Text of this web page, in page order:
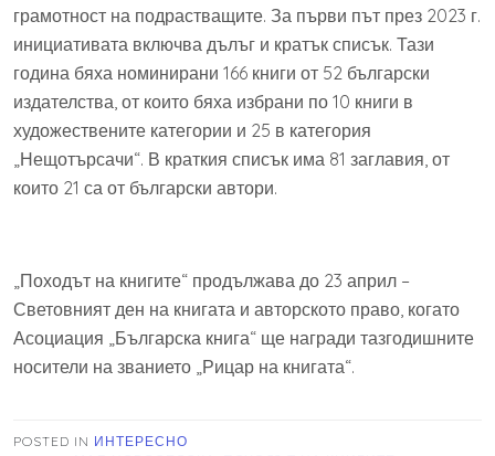
грамотност на подрастващите. За първи път през 2023 г.
инициативата включва дълъг и кратък списък. Тази
година бяха номинирани 166 книги от 52 български
издателства, от които бяха избрани по 10 книги в
художествените категории и 25 в категория
„Нещотърсачи“. В краткия списък има 81 заглавия, от
които 21 са от български автори.
„Походът на книгите“ продължава до 23 април –
Световният ден на книгата и авторското право, когато
Асоциация „Българска книга“ ще награди тазгодишните
носители на званието „Рицар на книгата“.
POSTED IN ИНТЕРЕСНО